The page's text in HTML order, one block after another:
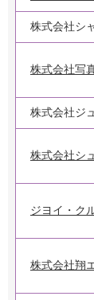
株式会社シ
株式会社写
株式会社ジ
株式会社シ
ジヨイ・ク
株式会社翔